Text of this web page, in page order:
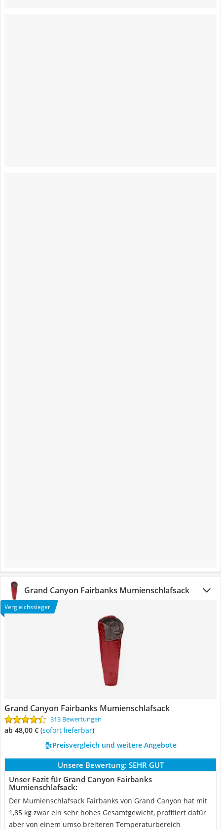
Grand Canyon Fairbanks Mumienschlafsack
Vergleichssieger
Grand Canyon Fairbanks Mumienschlafsack
313 Bewertungen
ab 48,00 € ( Sofort lieferbar)
Preisvergleich und weitere Angebote
Unsere Bewertung: SEHR GUT
Unser Fazit für Grand Canyon Fairbanks
Mumienschlafsack:
Der Mumienschlafsack Fairbanks von Grand Canyon hat mit
1,85 kg zwar ein sehr hohes Gesamtgewicht, profitiert dafür
aber von einem umso breiteren Temperaturbereich